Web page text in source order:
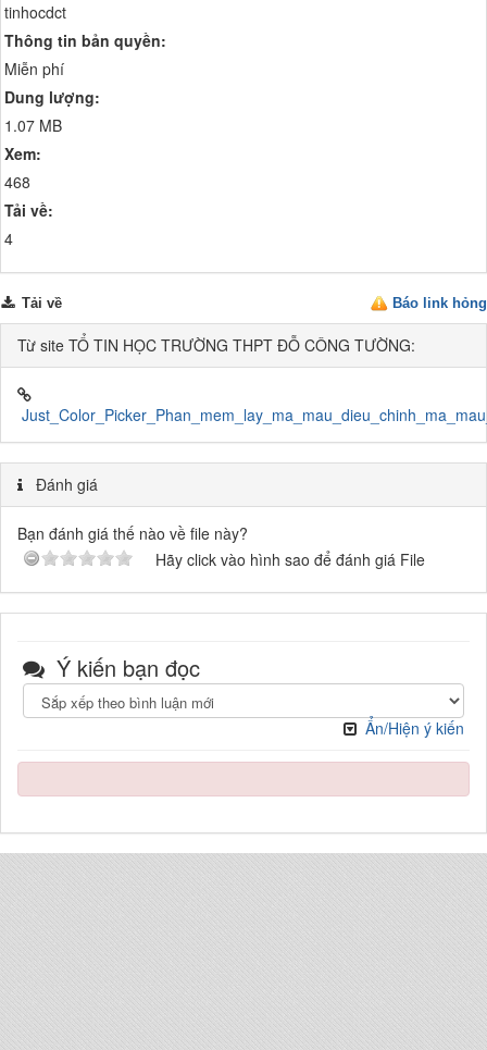
tinhocdct
Thông tin bản quyền:
Miễn phí
Dung lượng:
1.07 MB
Xem:
468
Tải về:
4
Báo link hỏng
Tải về
Từ site TỔ TIN HỌC TRƯỜNG THPT ĐỖ CÔNG TƯỜNG:
Đánh giá
Bạn đánh giá thế nào về file này?
Hãy click vào hình sao để đánh giá File
Ý kiến bạn đọc
Ẩn/Hiện ý kiến